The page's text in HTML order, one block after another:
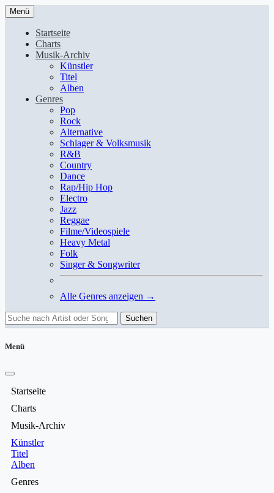
Menü
Startseite
Charts
Musik-Archiv
Künstler
Titel
Alben
Genres
Pop
Rock
Alternative
Schlager & Volksmusik
R&B
Country
Dance
Rap/Hip Hop
Electro
Jazz
Reggae
Filme/Videospiele
Heavy Metal
Folk
Singer & Songwriter
Alle Genres anzeigen →
Suchen
Menü
Startseite
Charts
Musik-Archiv
Künstler
Titel
Alben
Genres